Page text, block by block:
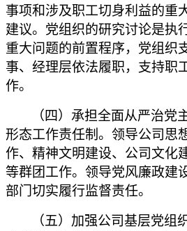
事项和涉及职工切身利益的重
建议。党组织的研究讨论是执
重大问题的前置程序，党组织
事、经理层依法履职，支持职
作。
（四）承担全面从严治党
形态工作责任制。领导公司思
作、精神文明建设、公司文化
等群团工作。领导党风廉政建
部门切实履行监督责任。
（五）加强公司基层党组